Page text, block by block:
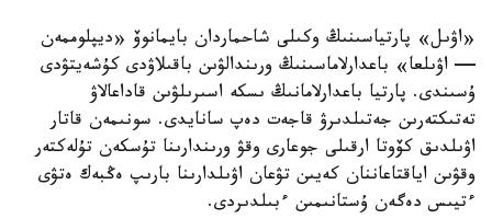
«اۋىل» پارتياسىنىڭ وكىلى شاحماردان بايمانوۆ «ديپلوممەن
— اۋىلعا» باعدارلاماسىنىڭ ورىندالۋىن باقىلاۋدى كۇشەيتۋدى
ۇسىندى. پارتيا باعدارلامانىڭ ىسكە اسىرىلۋىن قاداعالاۋ
تەتىكتەرىن جەتىلدىرۋ قاجەت دەپ سانايدى. سونىمەن قاتار
اۋىلدىق كۆوتا ارقىلى جوعارى وقۋ ورىندارىنا تۇسكەن تۇلەكتەر
وقۋىن اياقتاعاننان كەيىن تۋعان اۋىلدارىنا بارىپ ەڭبەك ەتۋى
ءتيىس دەگەن ۇستانىمىن ءبىلدىردى.